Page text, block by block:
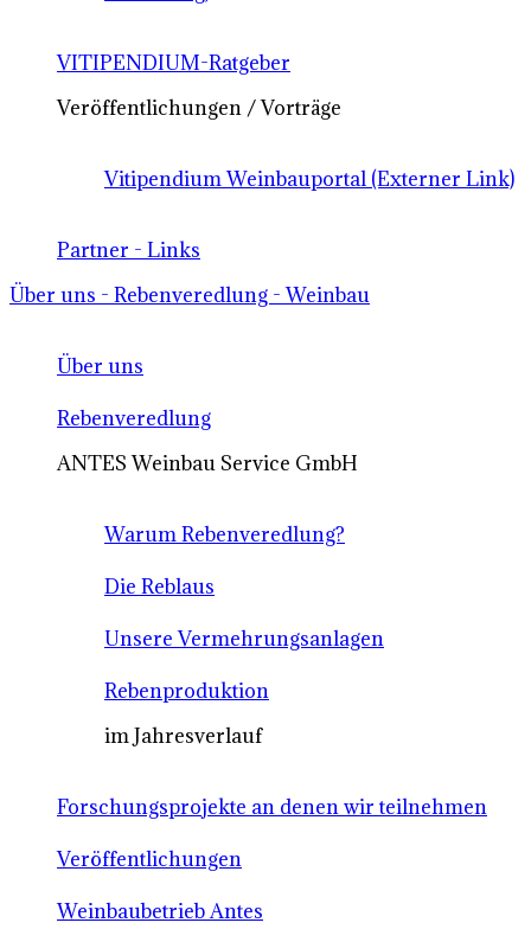
VITIPENDIUM-Ratgeber
Veröffentlichungen / Vorträge
Vitipendium Weinbauportal (Externer Link)
Partner - Links
Über uns - Rebenveredlung - Weinbau
Über uns
Rebenveredlung
ANTES Weinbau Service GmbH
Warum Rebenveredlung?
Die Reblaus
Unsere Vermehrungsanlagen
Rebenproduktion
im Jahresverlauf
Forschungsprojekte an denen wir teilnehmen
Veröffentlichungen
Weinbaubetrieb Antes